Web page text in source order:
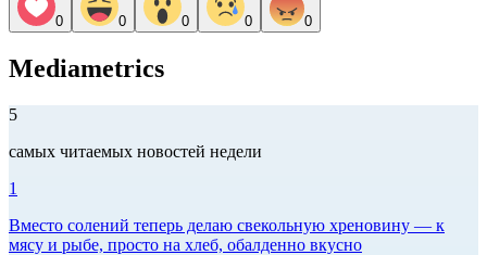
0 0 0 0 0
Mediametrics
5
самых читаемых новостей недели
1
Вместо солений теперь делаю свекольную хреновину — к
мясу и рыбе, просто на хлеб, обалденно вкусно